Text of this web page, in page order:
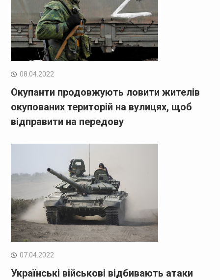
08.04.2022
Окупанти продовжують ловити жителів
окупованих територій на вулицях, щоб
відправити на передову
07.04.2022
Українські військові відбивають атаки